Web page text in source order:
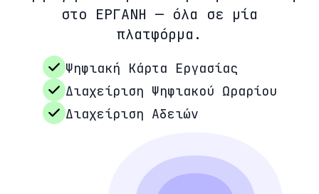
στο ΕΡΓΑΝΗ — όλα σε μία
πλατφόρμα.
Ψηφιακή Κάρτα Εργασίας
Διαχείριση Ψηφιακού Ωραρίου
Διαχείριση Αδειών